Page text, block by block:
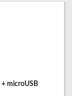
microUSB